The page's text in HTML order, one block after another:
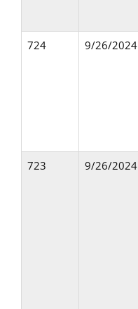
724
9/26/2024
723
9/26/2024